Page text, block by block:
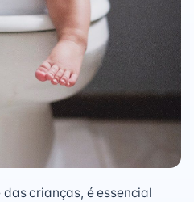
crianças, é essencial